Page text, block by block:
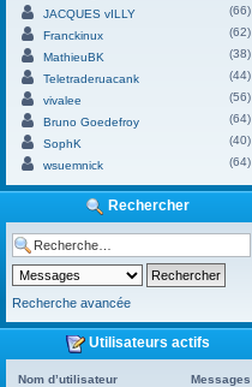
JACQUES vILLY
(66)
Franckinux
(62)
MathieuBK
(38)
Teletraderuacank
(44)
vivalee
(56)
Bruno Goedefroy
(64)
SophK
(40)
wsuemnick
(64)
Rechercher
Recherche avancée
Utilisateurs actifs
Nom d’utilisateur
Messages